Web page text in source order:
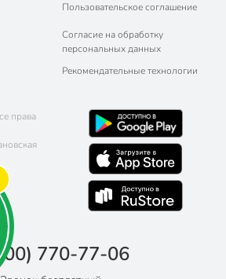
Пользовательское соглашение
Согласие на обработку
персональных данных
Рекомендательные технологии
права
770-77-06